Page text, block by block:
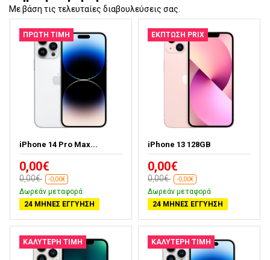
Με βάση τις τελευταίες διαβουλεύσεις σας.
ΠΡΏΤΗ ΤΙΜΉ
iPhone 14 Pro Max...
0,00€
0,00€ -0,00€
Δωρεάν μεταφορά
24 ΜΉΝΕΣ ΕΓΓΎΗΣΗ
ΈΚΠΤΩΣΗ PRIX
iPhone 13 128GB
0,00€
0,00€ -0,00€
Δωρεάν μεταφορά
24 ΜΉΝΕΣ ΕΓΓΎΗΣΗ
ΚΑΛΎΤΕΡΗ ΤΙΜΉ ΚΑΛΎΤΕΡΗ ΤΙΜΉ